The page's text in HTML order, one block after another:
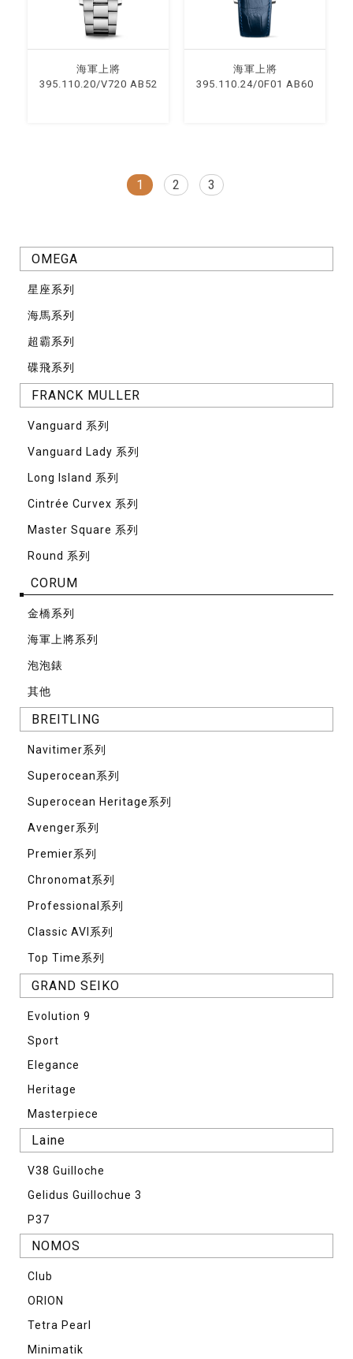
OMEGA
星座系列
海馬系列
超霸系列
碟飛系列
FRANCK MULLER
Vanguard 系列
Vanguard Lady 系列
Long Island 系列
Cintrée Curvex 系列
Master Square 系列
Round 系列
CORUM
⾦橋系列
海軍上將系列
泡泡錶
其他
BREITLING
Navitimer系列
Superocean系列
Superocean Heritage系列
Avenger系列
Premier系列
Chronomat系列
Professional系列
Classic AVI系列
Top Time系列
GRAND SEIKO
Evolution 9
Sport
Elegance
Heritage
Masterpiece
Laine
V38 Guilloche
Gelidus Guillochue 3
P37
NOMOS
Club
ORION
Tetra Pearl
Minimatik
海軍上將
395.110.20/V720 AB52
海軍上將
395.110.24/0F01 AB60
1 2 3